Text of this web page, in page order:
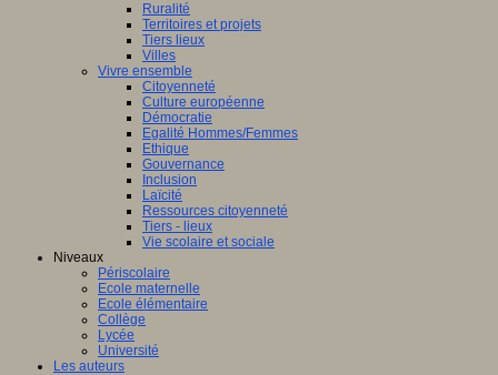
Ruralité
Territoires et projets
Tiers lieux
Villes
Vivre ensemble
Citoyenneté
Culture européenne
Démocratie
Egalité Hommes/Femmes
Ethique
Gouvernance
Inclusion
Laïcité
Ressources citoyenneté
Tiers - lieux
Vie scolaire et sociale
Niveaux
Périscolaire
Ecole maternelle
Ecole élémentaire
Collège
Lycée
Université
Les auteurs